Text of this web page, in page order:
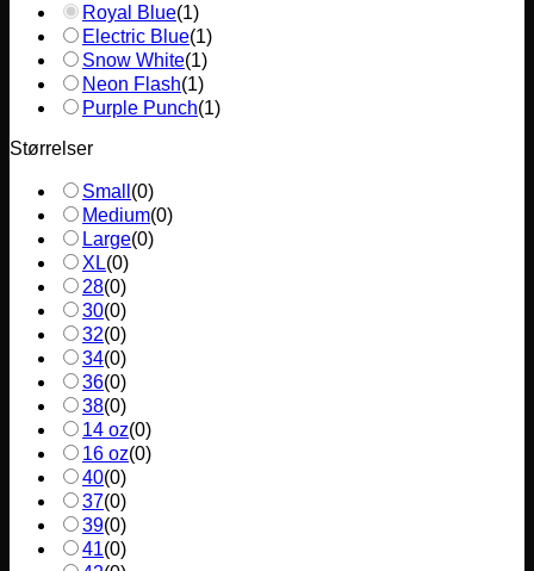
Royal Blue(1)
Electric Blue(1)
Snow White(1)
Neon Flash(1)
Purple Punch(1)
Størrelser
Small (0)
Medium(0)
Large(0)
XL(0)
28(0)
30(0)
32(0)
34(0)
36(0)
38(0)
14 oz(0)
16 oz(0)
40(0)
37(0)
39(0)
41(0)